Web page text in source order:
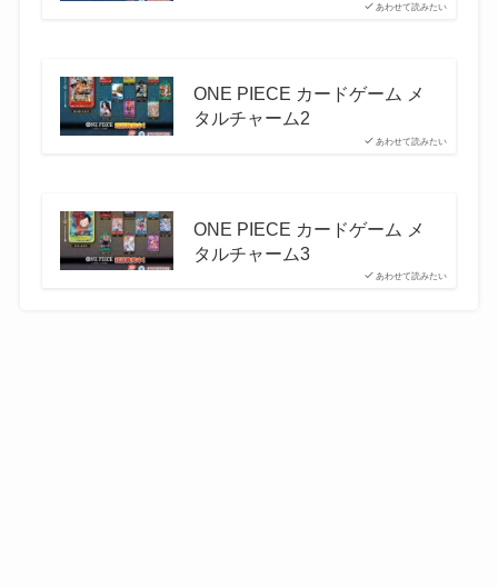
あわせて読みたい
あわせて読みたい
ONE PIECE カードゲーム メ
タルチャーム2
あわせて読みたい
ONE PIECE カードゲーム メ
タルチャーム3